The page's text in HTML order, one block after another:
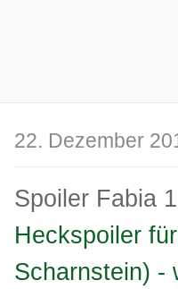
22. Dezember
Spoiler Fabia
Heckspoiler
Scharnstein) -